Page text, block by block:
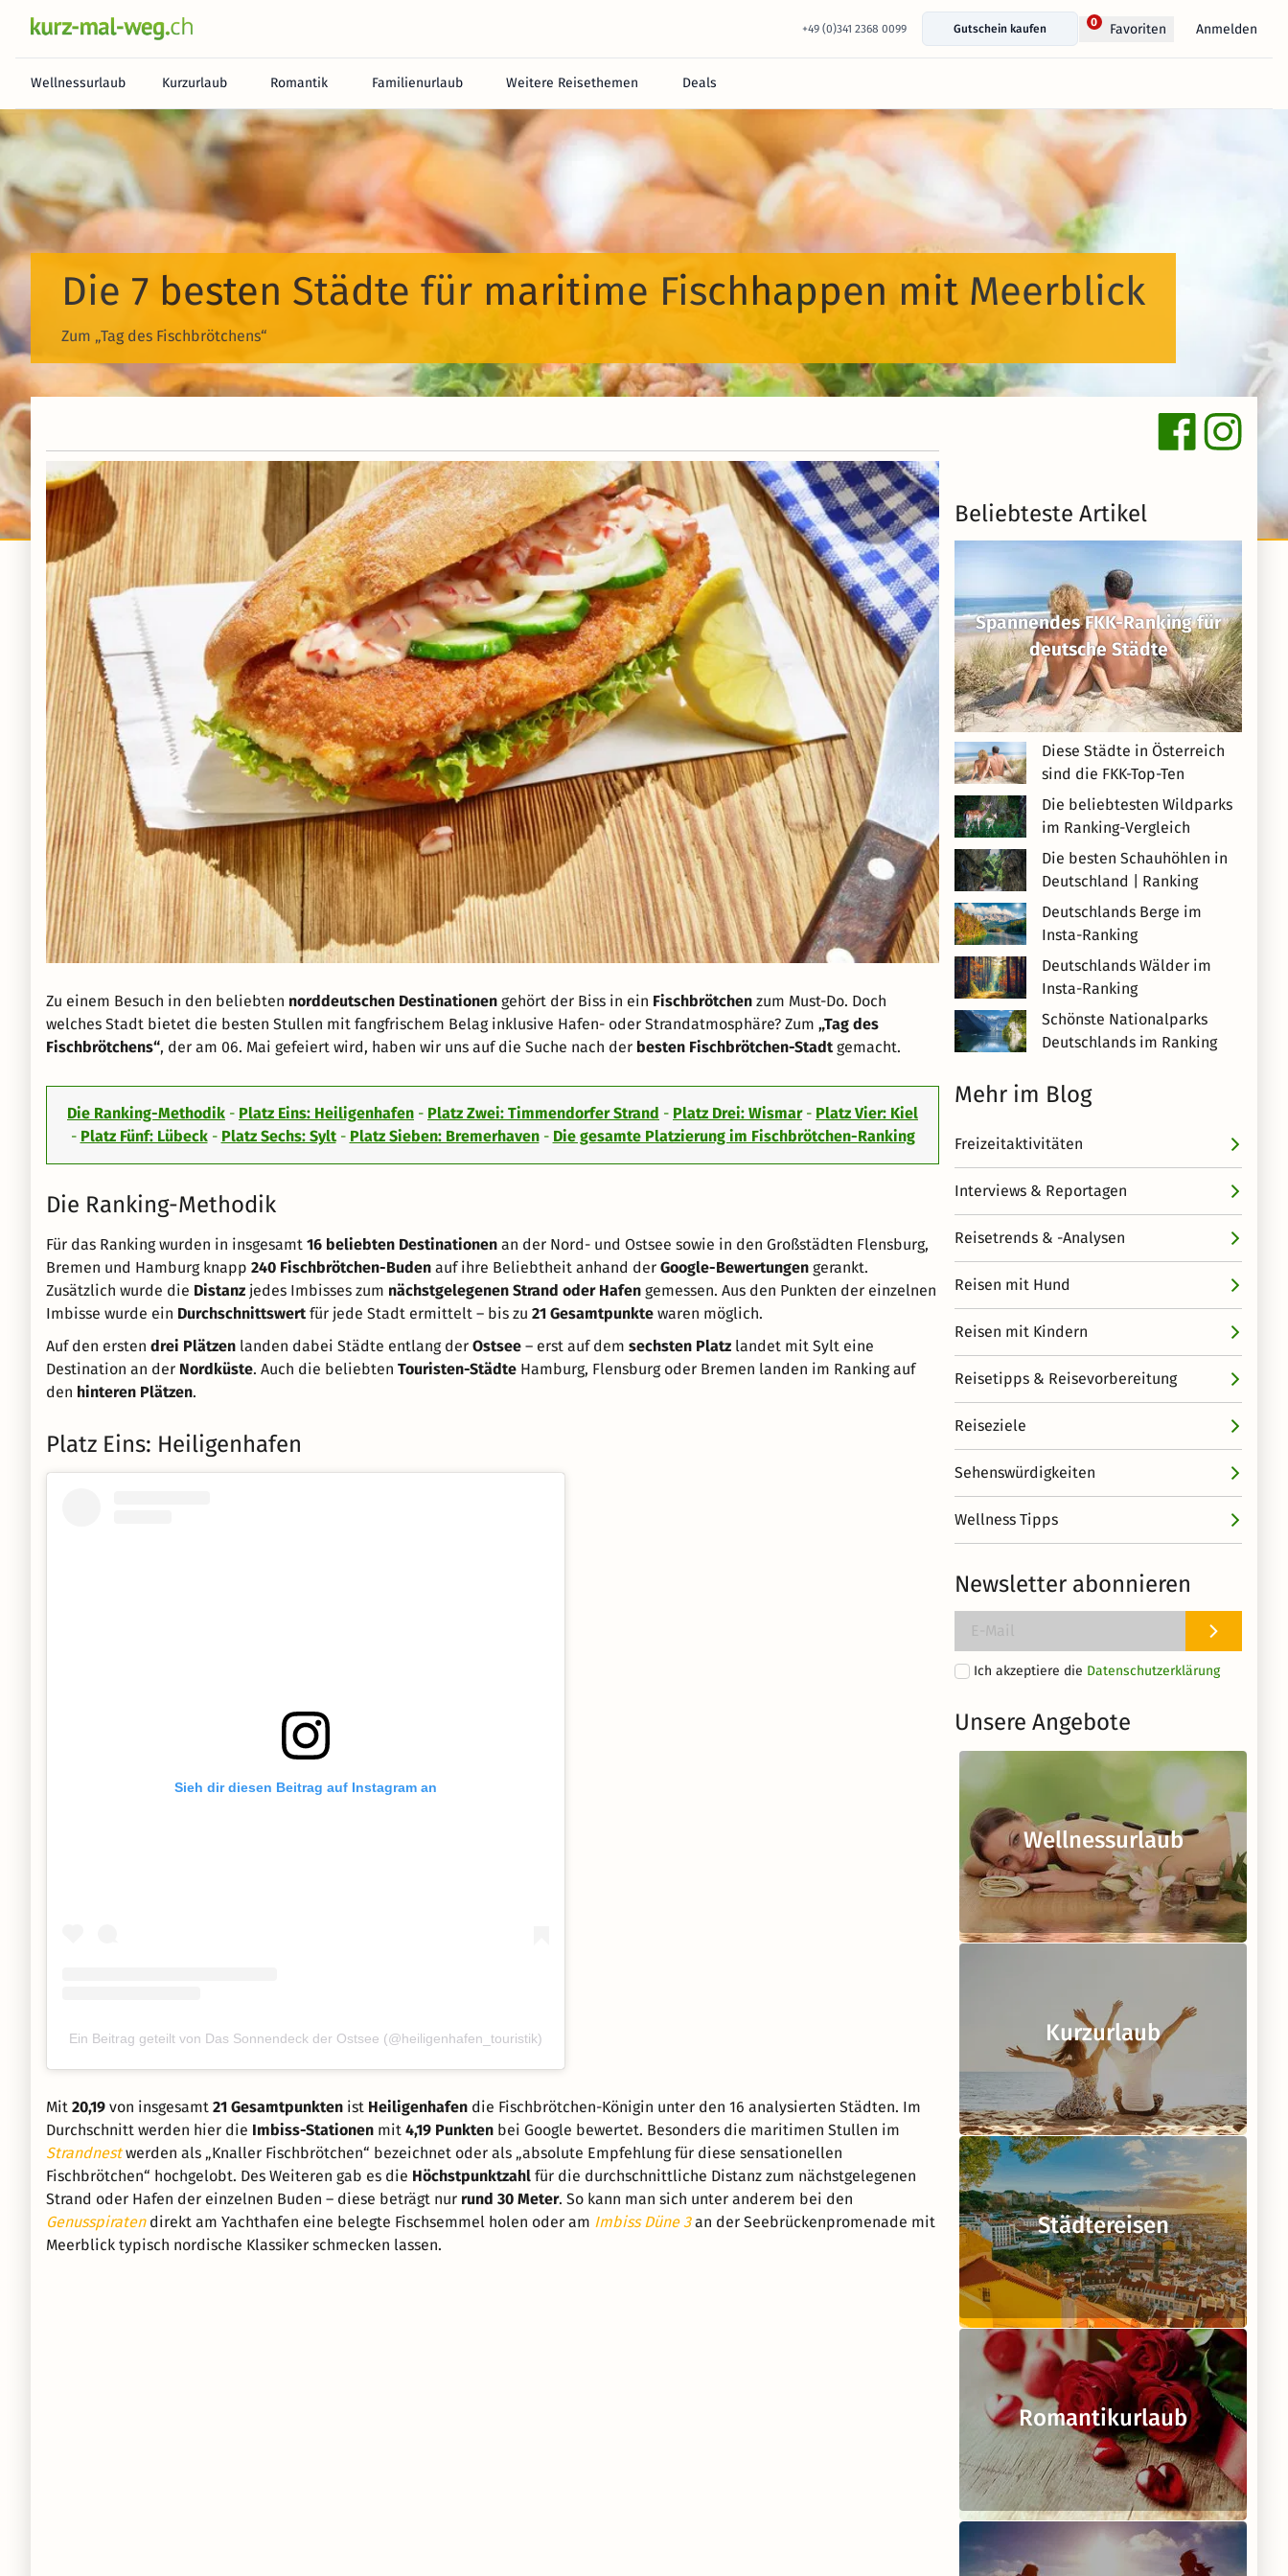
+49 (0)341 2368 0099 Gutschein kaufen
0 Favoriten Anmelden
Wellnessurlaub Kurzurlaub Romantik Familienurlaub Weitere Reisethemen Deals
Die 7 besten Städte für maritime Fischhappen mit Meerblick
Zum „Tag des Fischbrötchens“
Zu einem Besuch in den beliebten norddeutschen Destinationen gehört der Biss in ein Fischbrötchen zum Must-Do. Doch
welches Stadt bietet die besten Stullen mit fangfrischem Belag inklusive Hafen- oder Strandatmosphäre? Zum „Tag des
Fischbrötchens“, der am 06. Mai gefeiert wird, haben wir uns auf die Suche nach der besten Fischbrötchen-Stadtgemacht.
Die Ranking-Methodik - Platz Eins: Heiligenhafen - Platz Zwei: Timmendorfer Strand - Platz Drei: Wismar- Platz Vier: Kiel
- Platz Fünf: Lübeck- Platz Sechs: Sylt- Platz Sieben: Bremerhaven- Die gesamte Platzierung im Fischbrötchen-Ranking
Die Ranking-Methodik
Für das Ranking wurden in insgesamt 16 beliebten Destinationen an der Nord- und Ostsee sowie in den Großstädten Flensburg,
Bremen und Hamburg knapp 240 Fischbrötchen-Buden auf ihre Beliebtheit anhand der Google-Bewertungen gerankt.
Zusätzlich wurde die Distanz jedes Imbisses zum nächstgelegenen Strand oder Hafen gemessen. Aus den Punkten der einzelnen
Imbisse wurde ein Durchschnittswertfür jede Stadt ermittelt – bis zu 21 Gesamtpunkte waren möglich.
Auf den ersten drei Plätzen landen dabei Städte entlang der Ostsee – erst auf dem sechsten Platz landet mit Sylt eine
Destination an der Nordküste. Auch die beliebten Touristen-Städte Hamburg, Flensburg oder Bremen landen im Ranking auf
den hinteren Plätzen.
Platz Eins: Heiligenhafen
Sieh dir diesen Beitrag auf Instagram an
Ein Beitrag geteilt von Das Sonnendeck der Ostsee (@heiligenhafen_touristik)
Mit 20,19 von insgesamt 21 Gesamtpunkten ist Heiligenhafen die Fischbrötchen-Königin unter den 16 analysierten Städten. Im
Durchschnitt werden hier die Imbiss-Stationen mit 4,19 Punkten bei Google bewertet. Besonders die maritimen Stullen im
Strandnestwerden als „Knaller Fischbrötchen“ bezeichnet oder als „absolute Empfehlung für diese sensationellen
Fischbrötchen“ hochgelobt. Des Weiteren gab es die Höchstpunktzahl für die durchschnittliche Distanz zum nächstgelegenen
Strand oder Hafen der einzelnen Buden – diese beträgt nur rund 30 Meter. So kann man sich unter anderem bei den
Genusspiratendirekt am Yachthafen eine belegte Fischsemmel holen oder am Imbiss Düne 3an der Seebrückenpromenade mit
Meerblick typisch nordische Klassiker schmecken lassen.
Beliebteste Artikel
Spannendes FKK-Ranking für
deutsche Städte
Diese Städte in Österreich
sind die FKK-Top-Ten
Die beliebtesten Wildparks
im Ranking-Vergleich
Die besten Schauhöhlen in
Deutschland | Ranking
Deutschlands Berge im
Insta-Ranking
Deutschlands Wälder im
Insta-Ranking
Schönste Nationalparks
Deutschlands im Ranking
Mehr im Blog
Freizeitaktivitäten
Interviews & Reportagen
Reisetrends & -Analysen
Reisen mit Hund
Reisen mit Kindern
Reisetipps & Reisevorbereitung
Reiseziele
Sehenswürdigkeiten
Wellness Tipps
Newsletter abonnieren
Ich akzeptiere die Datenschutzerklärung
Unsere Angebote
Wellnessurlaub
Kurzurlaub
Städtereisen
Romantikurlaub